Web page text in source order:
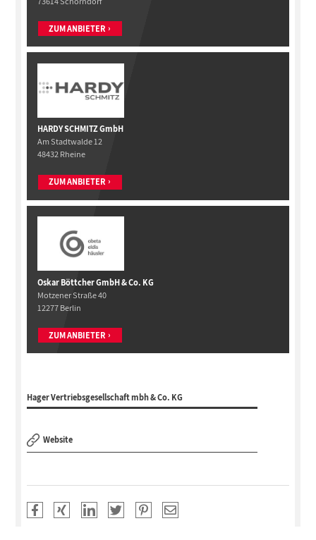
ZUM ANBIETER
HARDY SCHMITZ GmbH
Am Stadtwalde 12
48432 Rheine
ZUM ANBIETER
Oskar Böttcher GmbH & Co. KG
Motzener Straße 40
12277 Berlin
ZUM ANBIETER
Hager Vertriebsgesellschaft mbh & Co. KG
Website